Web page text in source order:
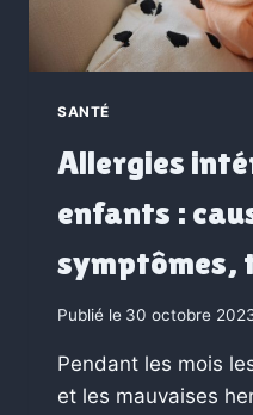
SANTÉ
Allergies
enfants :
symptômes,
Publié le 30 octobre
Pendant les mois
et les mauvaises